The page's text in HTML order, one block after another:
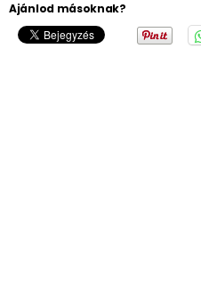
Ajánlod másoknak?